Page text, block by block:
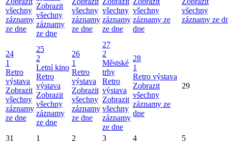
všechny
záznamy
ze dne
Zobrazit
všechny
záznamy
ze dne
všechny
záznamy
ze dne
všechny
záznamy
ze dne
všechny
záznamy ze
dne
všechny
záznamy ze
24
1
Retro
výstava
Zobrazit
všechny
záznamy
ze dne
25
2
Letní kino
Retro
výstava
Zobrazit
všechny
záznamy
ze dne
26
1
Retro
výstava
Zobrazit
všechny
záznamy
ze dne
27
2
Městské
trhy
Retro
výstava
Zobrazit
všechny
záznamy
ze dne
28
1
Retro výstava
Zobrazit
všechny
záznamy ze
dne
29
31 1 2 3 4 5